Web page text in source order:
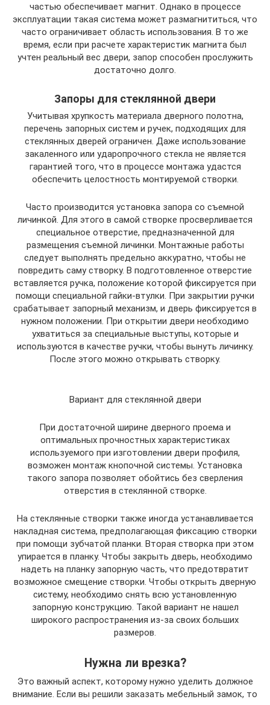
частью обеспечивает магнит. Однако в процессе
эксплуатации такая система может размагнититься, что
часто ограничивает область использования. В то же
время, если при расчете характеристик магнита был
учтен реальный вес двери, запор способен прослужить
достаточно долго.
Запоры для стеклянной двери
Учитывая хрупкость материала дверного полотна,
перечень запорных систем и ручек, подходящих для
стеклянных дверей ограничен. Даже использование
закаленного или ударопрочного стекла не является
гарантией того, что в процессе монтажа удастся
обеспечить целостность монтируемой створки.
Часто производится установка запора со съемной
личинкой. Для этого в самой створке просверливается
специальное отверстие, предназначенной для
размещения съемной личинки. Монтажные работы
следует выполнять предельно аккуратно, чтобы не
повредить саму створку. В подготовленное отверстие
вставляется ручка, положение которой фиксируется при
помощи специальной гайки-втулки. При закрытии ручки
срабатывает запорный механизм, и дверь фиксируется в
нужном положении. При открытии двери необходимо
ухватиться за специальные выступы, которые и
используются в качестве ручки, чтобы вынуть личинку.
После этого можно открывать створку.
Вариант для стеклянной двери
При достаточной ширине дверного проема и
оптимальных прочностных характеристиках
используемого при изготовлении двери профиля,
возможен монтаж кнопочной системы. Установка
такого запора позволяет обойтись без сверления
отверстия в стеклянной створке.
На стеклянные створки также иногда устанавливается
накладная система, предполагающая фиксацию створки
при помощи зубчатой планки. Вторая створка при этом
упирается в планку. Чтобы закрыть дверь, необходимо
надеть на планку запорную часть, что предотвратит
возможное смещение створки. Чтобы открыть дверную
систему, необходимо снять всю установленную
запорную конструкцию. Такой вариант не нашел
широкого распространения из-за своих больших
размеров.
Нужна ли врезка?
Это важный аспект, которому нужно уделить должное
внимание. Если вы решили заказать мебельный замок, то